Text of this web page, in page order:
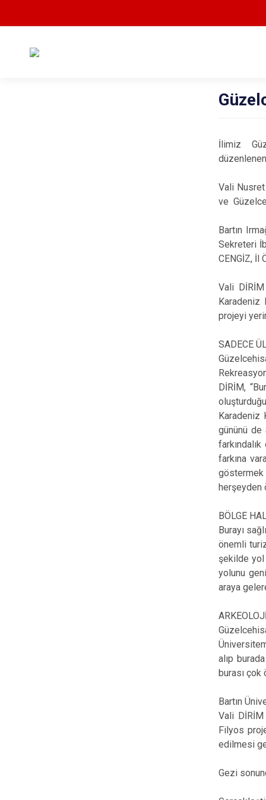
İlimiz
Vali Nusret
ve
Bartın
Sekreteri
CENGİZ, İl
Vali
Karadeniz
projeyi
SADECE
DİRİM,
Karadeniz
gününü
farkına
göstermek
herşeyden
BÖLGE
Burayı
önemli
şekilde yol
yolunu
araya
alıp
burası çok
Bartın
Vali DİRİM
Filyos
edilmesi
Gezi